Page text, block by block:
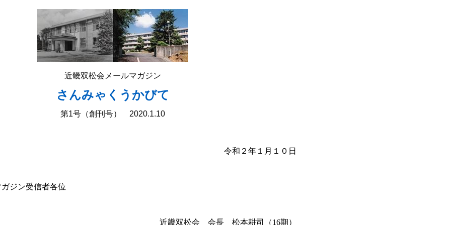
近畿双松会メールマガジン
さんみゃくうかびて
第1号（創刊号） 2020.1.10
令和２年１月１０日
ジン受信者各位
近畿双松会 会長 松本耕司（16期）